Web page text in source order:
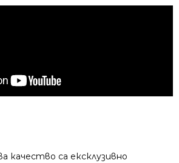
качество са ексклузивно